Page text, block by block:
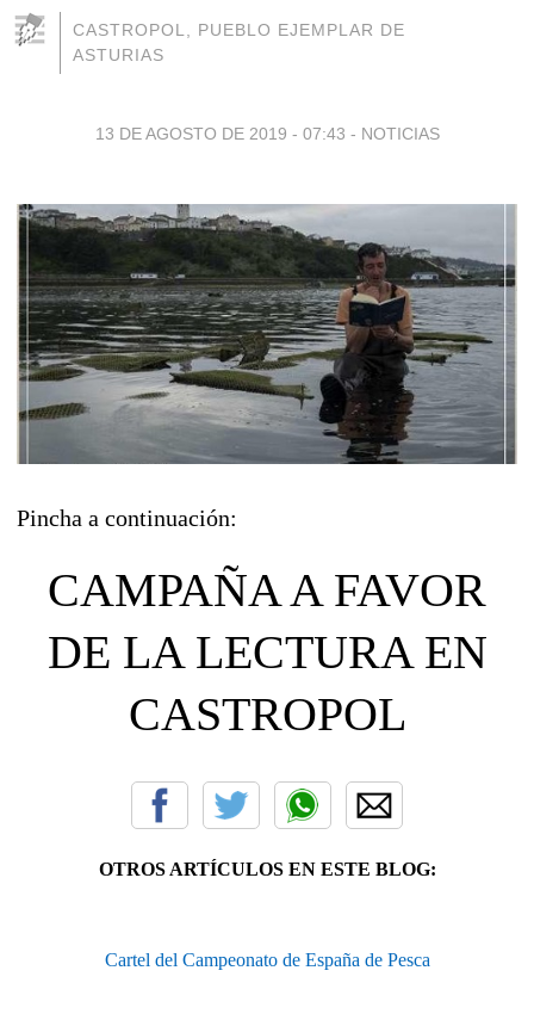
CASTROPOL, PUEBLO EJEMPLAR DE
ASTURIAS
13 DE AGOSTO DE 2019 - 07:43 - NOTICIAS
Pincha a continuación:
CAMPAÑA A FAVOR
DE LA LECTURA EN
CASTROPOL
OTROS ARTÍCULOS EN ESTE BLOG:
Cartel del Campeonato de España de Pesca